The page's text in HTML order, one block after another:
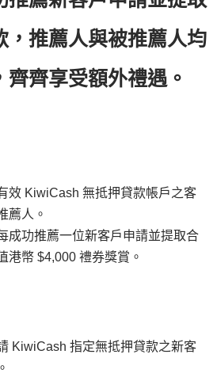
，推薦人與被推薦人均
齊享受額外禮遇。
效 KiwiCash 無抵押貸款帳戶之客
薦人。
成功推薦一位新客戶申請並提取合
港幣 $4,000 禮券獎賞。
KiwiCash 指定無抵押貸款之新客